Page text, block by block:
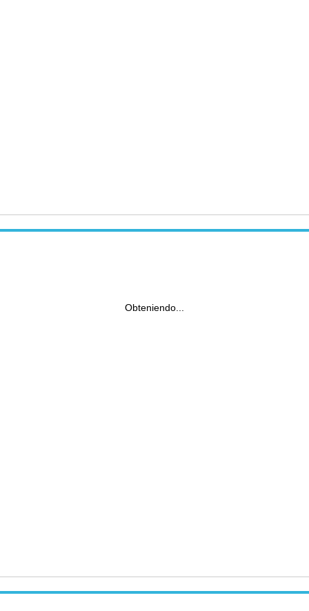
Obteniendo...